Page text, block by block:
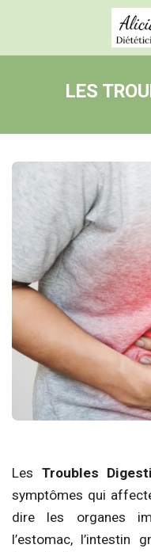
LES
Les Troubles
symptômes qui
dire les organes
l’estomac, l’intestin